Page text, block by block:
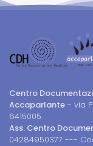
Centro
Accaparlante - via
6415005
Ass. Centro
04284950377 ---